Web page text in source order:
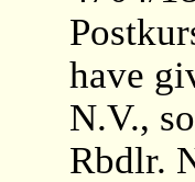
have
N.V.,
Rbdlr.